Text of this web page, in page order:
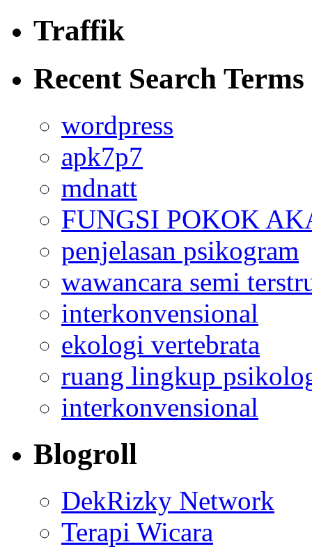
Traffik
Recent Search Terms
wordpress
apk7p7
mdnatt
FUNGSI POKOK
penjelasan psikogram
wawancara semi
interkonvensional
ekologi vertebrata
ruang lingkup
interkonvensional
Blogroll
DekRizky Network
Terapi Wicara